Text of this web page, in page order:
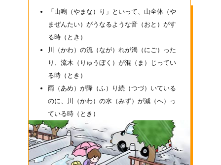
「山鳴 （やまな） り」といって、山全体 （や
まぜんたい） がうなるような音 （おと） がす
る時 （とき）
川
（かわ） の流 （なが） れが濁 （にご）
った
り、流木 （りゅうぼく） が混 （ま）
じってい
る時 （とき）
雨 （あめ） が降 （ふ） り続 （つづ） いている
のに、川
（かわ） の水 （みず） が減 （へ）
っ
ている時 （とき）